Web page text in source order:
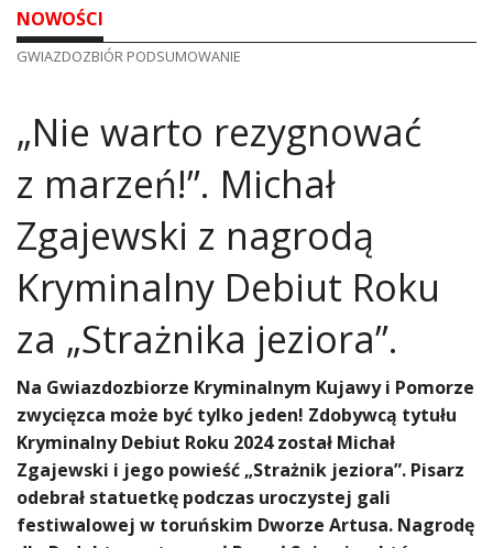
NOWOŚCI
GWIAZDOZBIÓR PODSUMOWANIE
„Nie warto rezygnować
z marzeń!”. Michał
Zgajewski z nagrodą
Kryminalny Debiut Roku
za „Strażnika jeziora”.
Na Gwiazdozbiorze Kryminalnym Kujawy i Pomorze
zwycięzca może być tylko jeden! Zdobywcą tytułu
Kryminalny Debiut Roku 2024 został Michał
Zgajewski i jego powieść „Strażnik jeziora”. Pisarz
odebrał statuetkę podczas uroczystej gali
festiwalowej w toruńskim Dworze Artusa. Nagrodę